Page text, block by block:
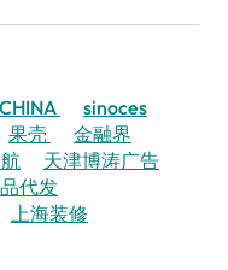
sinoces
果壳
金融界
天津博涛广告
代发
上海装修